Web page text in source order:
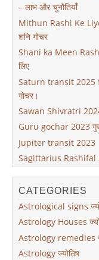
– लाभ और चुनौतियाँ
Mithun Rashi Ke
शनि गोचर
Shani ka Meen
लिए
Saturn transit 2025
गोचर।
Sawan Shivratri 2024
Guru gochar 2023
Jupiter transit 2023
Sagittarius Rashifal
CATEGORIES
Astrological signs
Astrology Houses
Astrology remedies
Astrology ज्योतिष